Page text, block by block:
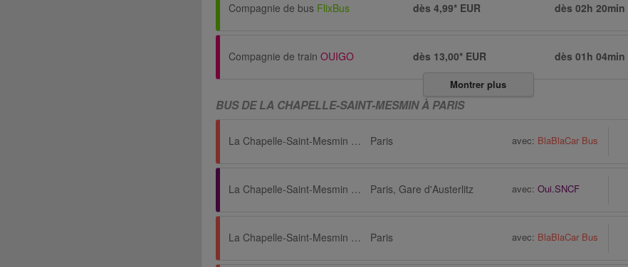
Compagnie de bus FlixBus dès 4,99* EUR dès02h 20min
Compagnie de train OUIGO dès 13,00* EUR dès01h 04min
Montrer plus
BUS DE LA CHAPELLE-SAINT-MESMIN À PARIS
La Chapelle-Saint-Mesmin via Orléans Paris avec: BlaBlaCar Bus
La Chapelle-Saint-Mesmin via Orléans, Gare Gare de Fleury-les-Aubrais Paris, Gare d'Austerlitz avec: Oui.SNCF
La Chapelle-Saint-Mesmin via Orléans Paris avec: BlaBlaCar Bus